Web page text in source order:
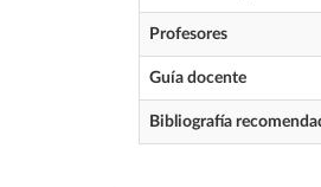
Profesores
Guía docente
Bibliografía